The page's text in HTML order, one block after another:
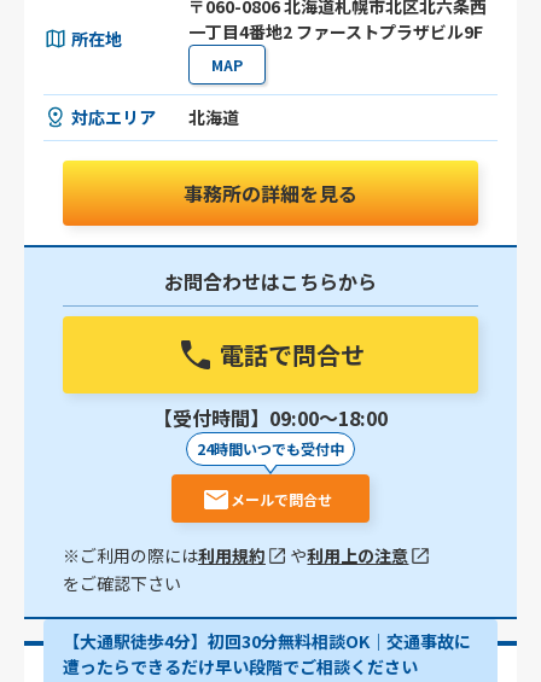
所在地
〒060-0806 北海道札幌市北区北六条⻄
⼀丁目4番地2 ファーストプラザビル9F
MAP
対応エリア 北海道
事務所の詳細を見る
お問合わせはこちらから
電話で問合せ
【受付時間】09:00〜18:00
24時間いつでも受付中
メールで問合せ
※ご利用の際には利用規約 や利用上の注意
をご確認下さい
【大通駅徒歩4分】初回30分無料相談OK｜交通事故に
遭ったらできるだけ早い段階でご相談ください